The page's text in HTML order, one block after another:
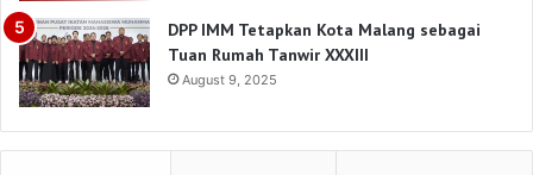
DPP IMM Tetapkan Kota Malang sebagai
Tuan Rumah Tanwir XXXIII
August 9, 2025